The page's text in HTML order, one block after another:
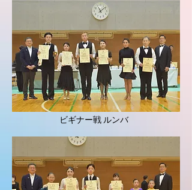
ビギナー戦 ルンバ